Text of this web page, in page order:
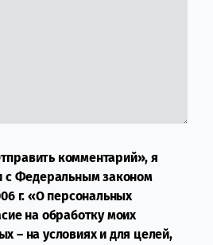
комментарий», я
с Федеральным законом
г. «О персональных
на обработку моих
– на условиях и для целей,